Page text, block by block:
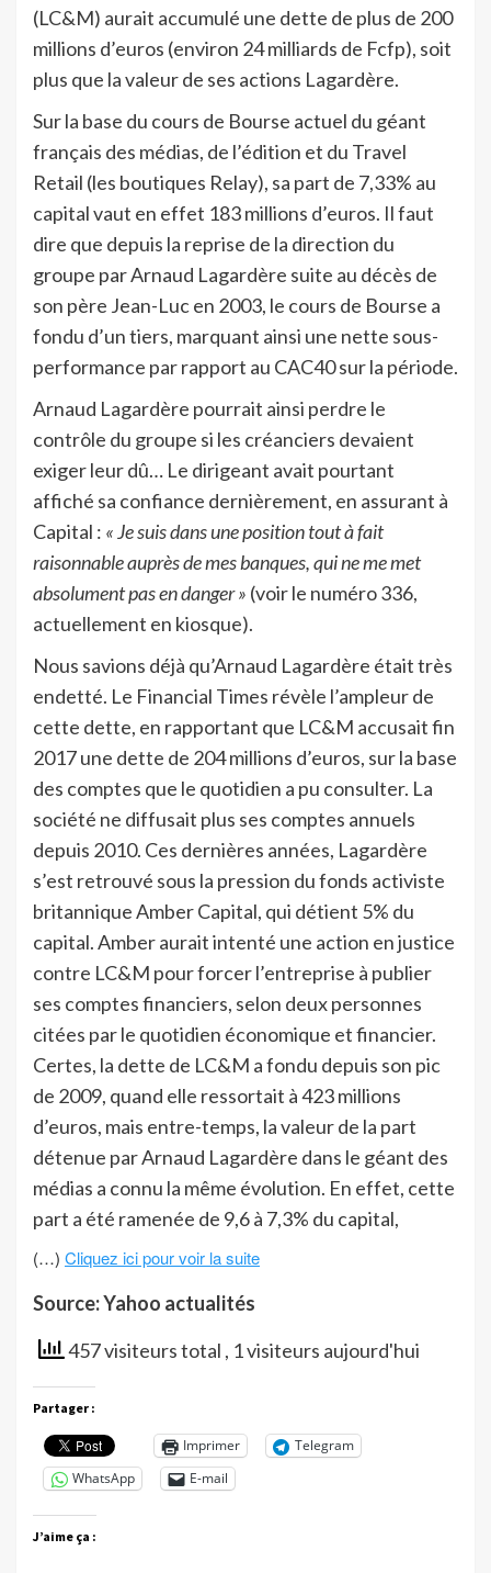
(LC&M) aurait accumulé une dette de plus de 200
millions d’euros (environ 24 milliards de Fcfp), soit
plus que la valeur de ses actions Lagardère.
Sur la base du cours de Bourse actuel du géant
français des médias, de l’édition et du Travel
Retail (les boutiques Relay), sa part de 7,33% au
capital vaut en effet 183 millions d’euros. Il faut
dire que depuis la reprise de la direction du
groupe par Arnaud Lagardère suite au décès de
son père Jean-Luc en 2003, le cours de Bourse a
fondu d’un tiers, marquant ainsi une nette sous-
performance par rapport au CAC40 sur la période.
Arnaud Lagardère pourrait ainsi perdre le
contrôle du groupe si les créanciers devaient
exiger leur dû… Le dirigeant avait pourtant
affiché sa confiance dernièrement, en assurant à
Capital : « Je suis dans une position tout à fait
raisonnable auprès de mes banques, qui ne me met
absolument pas en danger » (voir le numéro 336,
actuellement en kiosque).
Nous savions déjà qu’Arnaud Lagardère était très
endetté. Le Financial Times révèle l’ampleur de
cette dette, en rapportant que LC&M accusait fin
2017 une dette de 204 millions d’euros, sur la base
des comptes que le quotidien a pu consulter. La
société ne diffusait plus ses comptes annuels
depuis 2010. Ces dernières années, Lagardère
s’est retrouvé sous la pression du fonds activiste
britannique Amber Capital, qui détient 5% du
capital. Amber aurait intenté une action en justice
contre LC&M pour forcer l’entreprise à publier
ses comptes financiers, selon deux personnes
citées par le quotidien économique et financier.
Certes, la dette de LC&M a fondu depuis son pic
de 2009, quand elle ressortait à 423 millions
d’euros, mais entre-temps, la valeur de la part
détenue par Arnaud Lagardère dans le géant des
médias a connu la même évolution. En effet, cette
part a été ramenée de 9,6 à 7,3% du capital,
(…) Cliquez ici pour voir la suite
Source: Yahoo actualités
457 visiteurs total , 1 visiteurs aujourd'hui
Partager :
Imprimer
Telegram
WhatsApp
E-mail
J’aime ça :